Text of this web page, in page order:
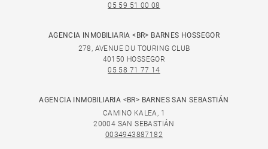
05 59 51 00 08
AGENCIA INMOBILIARIA <BR> BARNES HOSSEGOR
278, AVENUE DU TOURING CLUB
40150 HOSSEGOR
05 58 71 77 14
AGENCIA INMOBILIARIA <BR> BARNES SAN SEBASTIÁN
CAMINO KALEA, 1
20004 SAN SEBASTIÁN
0034943887182